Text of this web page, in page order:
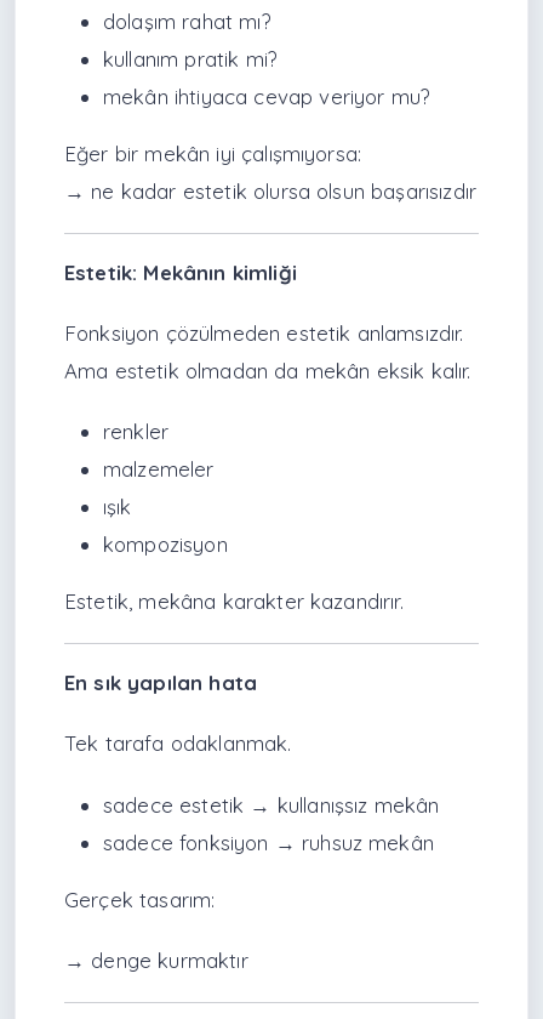
dolaşım rahat mı?
kullanım pratik mi?
mekân ihtiyaca cevap veriyor mu?
Eğer bir mekân iyi çalışmıyorsa:
→ ne kadar estetik olursa olsun başarısızdır
Estetik: Mekânın kimliği
Fonksiyon çözülmeden estetik anlamsızdır.
Ama estetik olmadan da mekân eksik kalır.
renkler
malzemeler
ışık
kompozisyon
Estetik, mekâna karakter kazandırır.
En sık yapılan hata
Tek tarafa odaklanmak.
sadece estetik → kullanışsız mekân
sadece fonksiyon → ruhsuz mekân
Gerçek tasarım:
→ denge kurmaktır